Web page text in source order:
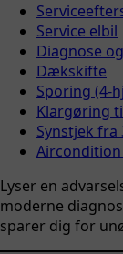
Service elbil
Diagnose
Dækskifte
Sporing (4-
Klargøring
Synstjek fra
Aircondition
Lyser en
moderne
sparer dig for